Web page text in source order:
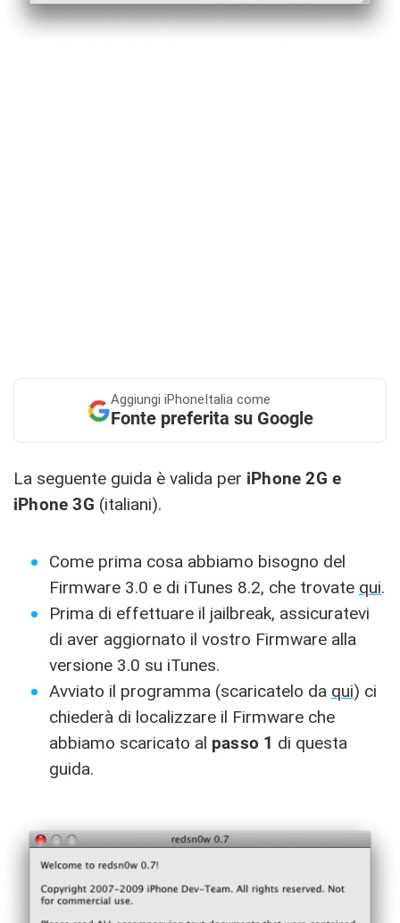
Aggiungi iPhoneItalia come
Fonte preferita su Google
La seguente guida è valida per iPhone 2G e
iPhone 3G (italiani).
Come prima cosa abbiamo bisogno del
Firmware 3.0 e di iTunes 8.2, che trovate qui.
Prima di effettuare il jailbreak, assicuratevi
di aver aggiornato il vostro Firmware alla
versione 3.0 su iTunes.
Avviato il programma (scaricatelo da qui) ci
chiederà di localizzare il Firmware che
abbiamo scaricato al passo 1 di questa
guida.